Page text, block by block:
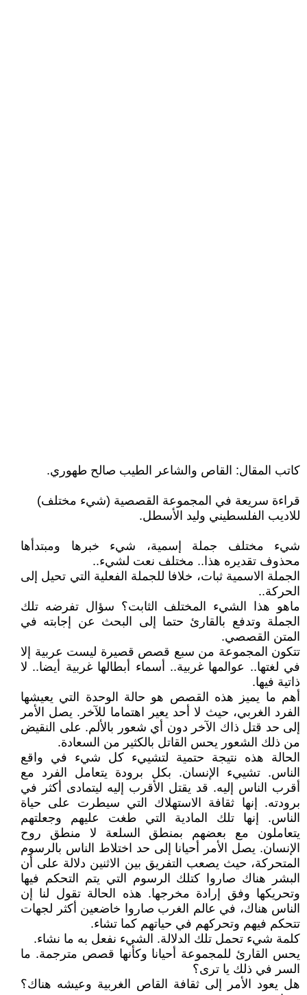
كاتب المقال: القاص والشاعر الطيب صالح طهوري.
قراءة سريعة في المجموعة القصصية (شيء مختلف)
للاديب الفلسطيني وليد الأسطل.
شيء مختلف جملة إسمية، شيء خبرها ومبتدأها
محذوف تقديره هذا.. مختلف نعت لشيء..
الجملة الاسمية ثبات، خلافا للجملة الفعلية التي تحيل إلى
الحركة..
ماهو هذا الشيء المختلف الثابت؟ سؤال تفرضه تلك
الجملة وتدفع بالقارئ حتما إلى البحث عن إجابته في
المتن القصصي.
تتكون المجموعة من سبع قصص قصيرة ليست عربية إلا
في لغتها.. عوالمها غربية.. أسماء أبطالها غربية أيضا.. لا
ذاتية فيها.
أهم ما يميز هذه القصص هو حالة الوحدة التي يعيشها
الفرد الغربي، حيث لا أحد يعير اهتماما للآخر. يصل الأمر
إلى حد قتل ذاك الآخر دون أي شعور بالألم. على النقيض
من ذلك الشعور يحس القاتل بالكثير من السعادة.
الحالة هذه نتيجة حتمية لتشييء كل شيء في واقع
الناس. تشييء الإنسان. بكل برودة يتعامل الفرد مع
أقرب الناس إليه. قد يقتل الأقرب إليه ليتمادى أكثر في
برودته. إنها ثقافة الاستهلاك التي سيطرت على حياة
الناس. إنها تلك المادية التي طغت عليهم وجعلتهم
يتعاملون مع بعضهم بمنطق السلعة لا منطق روح
الإنسان. يصل الأمر أحيانا إلى حد اختلاط الناس بالرسوم
المتحركة، حيث يصعب التفريق بين الاثنين دلالة على أن
البشر هناك صاروا كتلك الرسوم التي يتم التحكم فيها
وتحريكها وفق إرادة مخرجها. هذه الحالة تقول لنا إن
الناس هناك، في عالم الغرب صاروا خاضعين أكثر لجهات
تتحكم فيهم وتحركهم في حياتهم كما تشاء.
كلمة شيء تحمل تلك الدلالة. الشيء نفعل به ما نشاء.
يحس القارئ للمجموعة أحيانا وكأنها قصص مترجمة. ما
السر في ذلك يا ترى؟
هل يعود الأمر إلى ثقافة القاص الغربية وعيشه هناك؟